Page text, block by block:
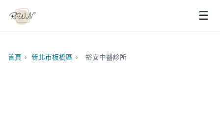
☰
首頁 › 新北市板橋區 › 裕安中醫診所